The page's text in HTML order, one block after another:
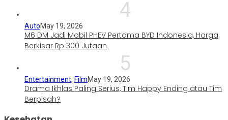
4
AutoMay 19, 2026
M6 DM Jadi Mobil PHEV Pertama BYD Indonesia, Harga
Berkisar Rp 300 Jutaan
5
Entertainment, FilmMay 19, 2026
Drama Ikhlas Paling Serius, Tim Happy Ending atau Tim
Berpisah?